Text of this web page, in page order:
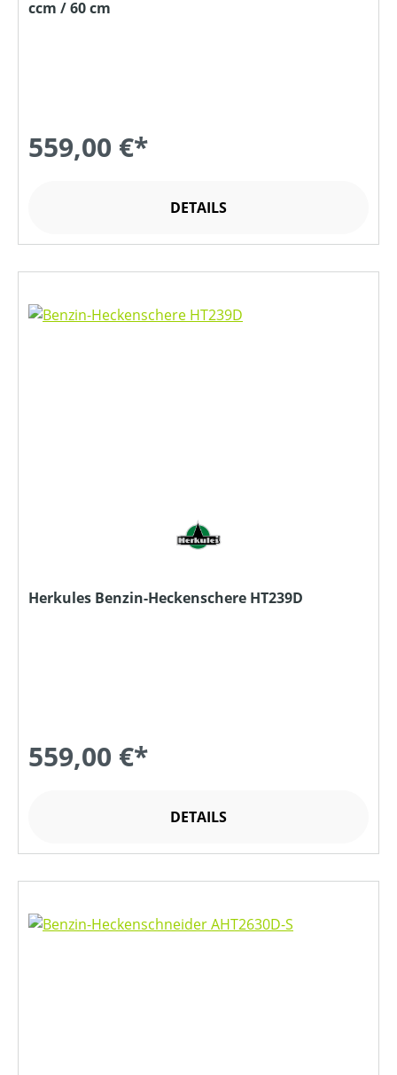
ccm / 60 cm
559,00 €*
DETAILS
Herkules Benzin-Heckenschere HT239D
559,00 €*
DETAILS